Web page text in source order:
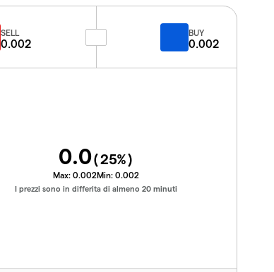
SELL
0.002
BUY
0.002
0.0(25%)
Max: 0.002Min: 0.002
I prezzi sono in differita di almeno 20 minuti